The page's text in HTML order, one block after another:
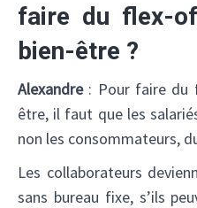
faire du flex-
bien-être ?
Alexandre: Pour faire du
être, il faut que les
non les consommateurs,
Les collaborateurs
sans bureau fixe, s’ils